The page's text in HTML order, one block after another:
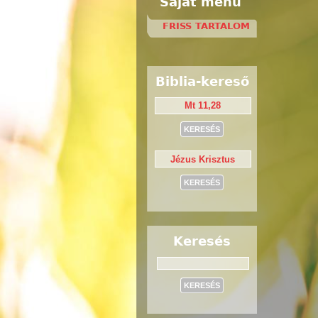
FRISS TARTALOM
Biblia-kereső
Keresés